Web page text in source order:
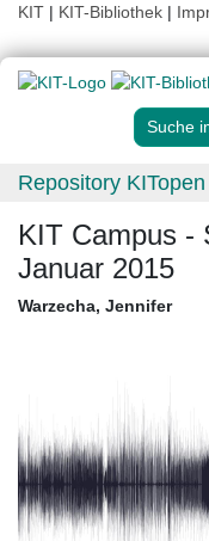
KIT | KIT-Bibliothek |
Suche
Repository KITopen
KIT Campus -
Januar 2015
Warzecha, Jennifer